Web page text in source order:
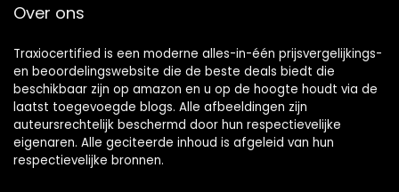
Over ons
Traxiocertified is een moderne alles-in-één prijsvergelijkings-
en beoordelingswebsite die de beste deals biedt die
beschikbaar zijn op amazon en u op de hoogte houdt via de
laatst toegevoegde blogs. Alle afbeeldingen zijn
auteursrechtelijk beschermd door hun respectievelijke
eigenaren. Alle geciteerde inhoud is afgeleid van hun
respectievelijke bronnen.